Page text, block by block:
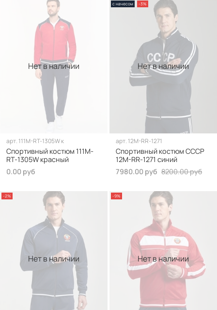
Нет в наличии
арт. 111M-RT-1305W к
Спортивный костюм 111M-
RT-1305W красный
0.00 руб
Нет в наличии
с начесом -3%
арт. 12M-RR-1271
Спортивный костюм СССР
12M-RR-1271 синий
7980.00 руб 8200.00 руб
Нет в наличии
-2%
Нет в наличии
-9%